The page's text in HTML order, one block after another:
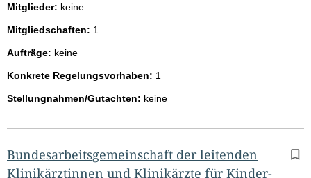
Mitglieder: keine
Mitgliedschaften: 1
Aufträge: keine
Konkrete Regelungsvorhaben: 1
Stellungnahmen/Gutachten: keine
Bundesarbeitsgemeinschaft der leitenden
Klinikärztinnen und Klinikärzte für Kinder-